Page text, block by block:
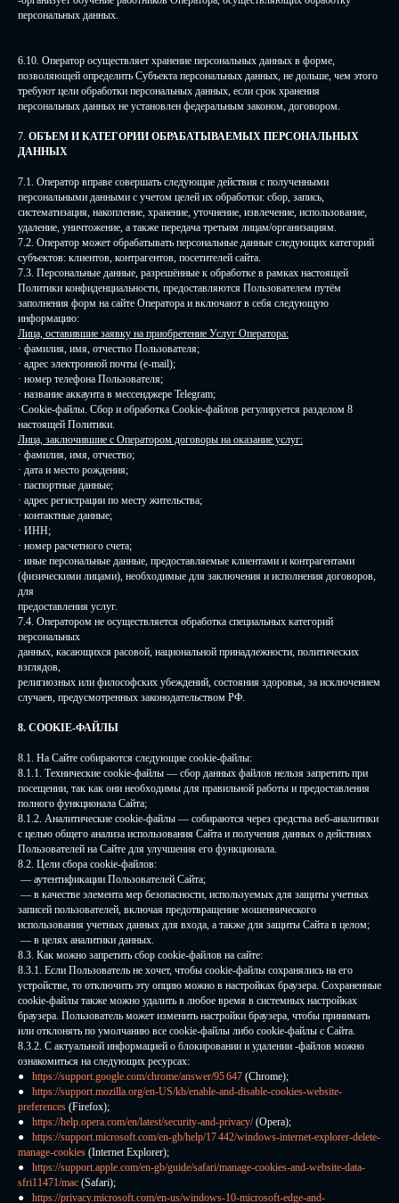
персональных данных.
6.10. Оператор осуществляет хранение персональных данных в форме,
позволяющей определить Субъекта персональных данных, не дольше, чем этого
требуют цели обработки персональных данных, если срок хранения
персональных данных не установлен федеральным законом, договором.
7. ОБЪЕМ И КАТЕГОРИИ ОБРАБАТЫВАЕМЫХ ПЕРСОНАЛЬНЫХ
ДАННЫХ
7.1. Оператор вправе совершать следующие действия с полученными
персональными данными с учетом целей их обработки: сбор, запись,
систематизация, накопление, хранение, уточнение, извлечение, использование,
удаление, уничтожение, а также передача третьим лицам/организациям.
7.2. Оператор может обрабатывать персональные данные следующих категорий
субъектов: клиентов, контрагентов, посетителей сайта.
7.3. Персональные данные, разрешённые к обработке в рамках настоящей
Политики конфиденциальности, предоставляются Пользователем путём
заполнения форм на сайте Оператора и включают в себя следующую
информацию:
Лица, оставившие заявку на приобретение Услуг Оператора:
· фамилия, имя, отчество Пользователя;
· адрес электронной почты (e-mail);
· номер телефона Пользователя;
· название аккаунта в мессенджере Telegram;
·Cookie-файлы. Сбор и обработка Cookie-файлов регулируется разделом 8
настоящей Политики.
Лица, заключившие с Оператором договоры на оказание услуг:
· фамилия, имя, отчество;
· дата и место рождения;
· паспортные данные;
· адрес регистрации по месту жительства;
· контактные данные;
· ИНН;
· номер расчетного счета;
· иные персональные данные, предоставляемые клиентами и контрагентами
(физическими лицами), необходимые для заключения и исполнения договоров,
для
предоставления услуг.
7.4. Оператором не осуществляется обработка специальных категорий
персональных
данных, касающихся расовой, национальной принадлежности, политических
взглядов,
религиозных или философских убеждений, состояния здоровья, за исключением
случаев, предусмотренных законодательством РФ.
8. COOKIE-ФАЙЛЫ
8.1. На Сайте собираются следующие cookie-файлы:
8.1.1. Технические сookie-файлы — сбор данных файлов нельзя запретить при
посещении, так как они необходимы для правильной работы и предоставления
полного функционала Сайта;
8.1.2. Аналитические cookie-файлы — собираются через средства веб-аналитики
с целью общего анализа использования Сайта и получения данных о действиях
Пользователей на Сайте для улучшения его функционала.
8.2. Цели сбора cookie-файлов:
— аутентификации Пользователей Сайта;
— в качестве элемента мер безопасности, используемых для защиты учетных
записей пользователей, включая предотвращение мошеннического
использования учетных данных для входа, а также для защиты Сайта в целом;
— в целях аналитики данных.
8.3. Как можно запретить сбор cookie-файлов на сайте:
8.3.1. Если Пользователь не хочет, чтобы cookie-файлы сохранялись на его
устройстве, то отключить эту опцию можно в настройках браузера. Сохраненные
cookie-файлы также можно удалить в любое время в системных настройках
браузера. Пользователь может изменить настройки браузера, чтобы принимать
или отклонять по умолчанию все cookie-файлы либо cookie-файлы с Сайта.
8.3.2. С актуальной информацией о блокировании и удалении -файлов можно
ознакомиться на следующих ресурсах:
● https://support.google.com/chrome/answer/95 647 (Chrome);
● https://support.mozilla.org/en-US/kb/enable-and-disable-cookies-website-
preferences (Firefox);
● https://help.opera.com/en/latest/security-and-privacy/(Opera);
● https://support.microsoft.com/en-gb/help/17 442/windows-internet-explorer-delete-
manage-cookies (Internet Explorer);
● https://support.apple.com/en-gb/guide/safari/manage-cookies-and-website-data-
sfri11471/mac (Safari);
● https://privacy.microsoft.com/en-us/windows-10-microsoft-edge-and-